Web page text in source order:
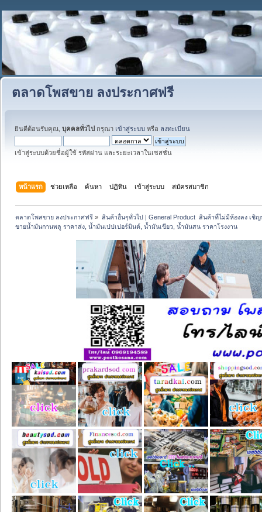
ตลาดโพสขาย ลงประกาศฟรี
ยินดีต้อนรับคุณ, บุคคลทั่วไป กรุณา เข้าสู่ระบบ หรือ ลงทะเบียน
เข้าสู่ระบบด้วยชื่อผู้ใช้ รหัสผ่าน และระยะเวลาในเซสชั่น
หน้าแรก ช่วยเหลือ ค้นหา ปฏิทิน เข้าสู่ระบบ สมัครสมาชิก
ตลาดโพสขาย ลงประกาศฟรี » สินค้าอื่นๆทั่วไป | General Product  สินค้าที่ไม่มีห้องลง เชิญ
ขายน้ำมันกานพลู ราคาส่ง, น้ำมันเปปเปอร์มินต์, น้ำมันเขียว, น้ำมันสน ราคาโรงงาน